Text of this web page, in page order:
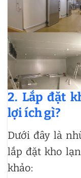
2. Lắp đặt
lợi ích gì?
Dưới đây là
lắp đặt kho
khảo: